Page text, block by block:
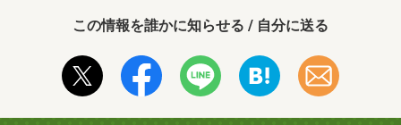
この情報を誰かに知らせる / 自分に送る